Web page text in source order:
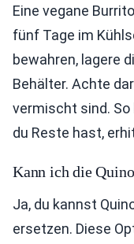
Eine vegane
fünf Tage im
bewahren, lagere
Behälter. Achte
vermischt sind. So
du Reste hast,
Kann ich die
Ja, du kannst
ersetzen. Diese